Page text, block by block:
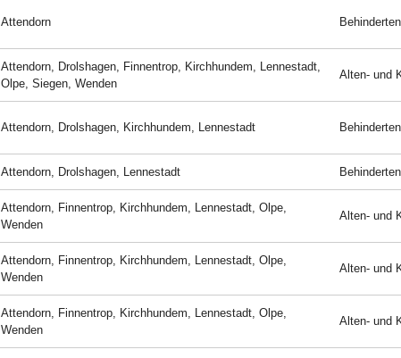
Attendorn
Attendorn, Drolshagen, Finnentrop, Kirchhundem, Lennestadt,
Olpe, Siegen, Wenden
Alten- und
Attendorn, Drolshagen, Kirchhundem, Lennestadt
Attendorn, Drolshagen, Lennestadt
Attendorn, Finnentrop, Kirchhundem, Lennestadt, Olpe,
Wenden
Alten- und
Attendorn, Finnentrop, Kirchhundem, Lennestadt, Olpe,
Wenden
Alten- und
Attendorn, Finnentrop, Kirchhundem, Lennestadt, Olpe,
Wenden
Alten- und